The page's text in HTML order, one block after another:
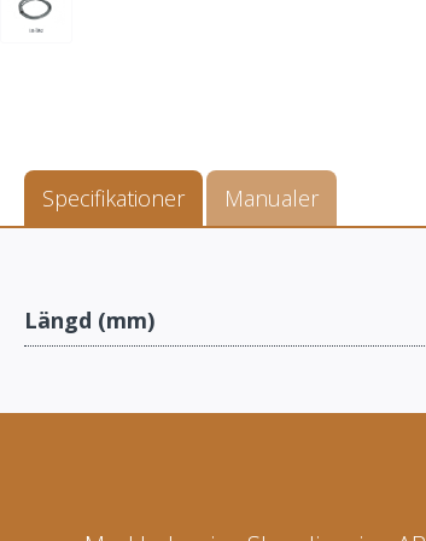
Specifikationer Manualer
Längd (mm)